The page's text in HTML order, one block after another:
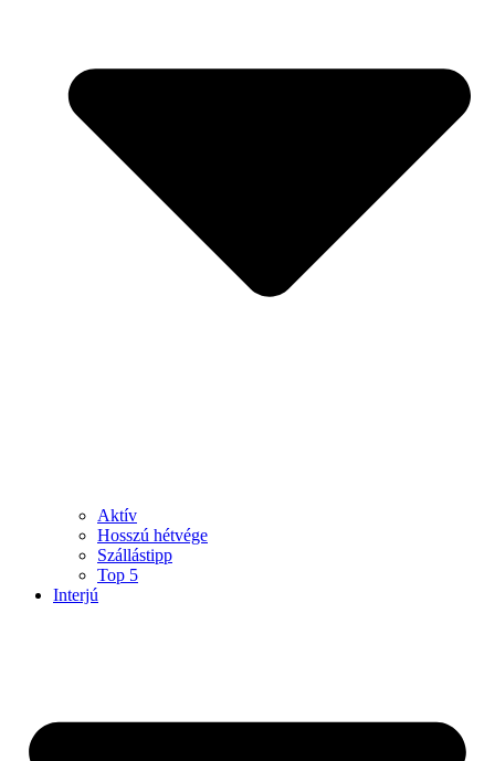
Aktív
Hosszú hétvége
Szállástipp
Top 5
Interjú